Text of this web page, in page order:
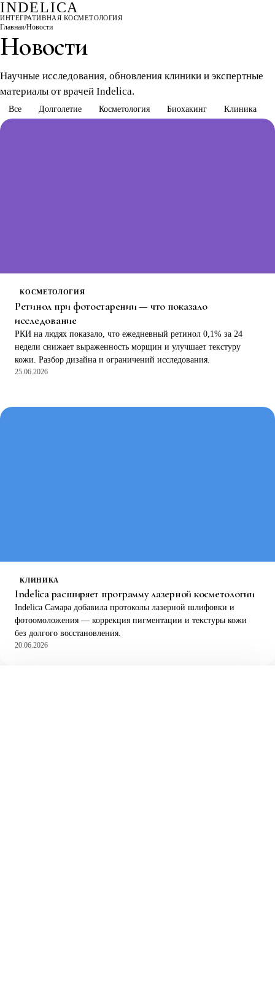
INDELICA
ИНТЕГРАТИВНАЯ КОСМЕТОЛОГИЯ
Главная/Новости
Новости
Научные исследования, обновления клиники и экспертные
материалы от врачей Indelica.
Все Долголетие Косметология Биохакинг Клиника
КОСМЕТОЛОГИЯ
Ретинол при фотостарении — что показало
исследование
РКИ на людях показало, что ежедневный ретинол 0,1% за 24
недели снижает выраженность морщин и улучшает текстуру
кожи. Разбор дизайна и ограничений исследования.
25.06.2026
КЛИНИКА
Indelica расширяет программу лазерной косметологии
Indelica Самара добавила протоколы лазерной шлифовки и
фотоомоложения — коррекция пигментации и текстуры кожи
без долгого восстановления.
20.06.2026